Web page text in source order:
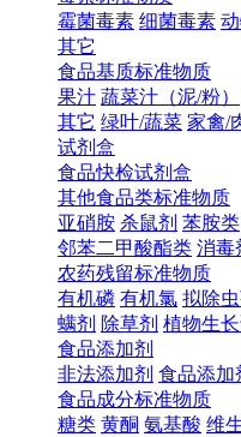
霉菌毒素 细菌毒素
其它
食品基质标准物质
果汁 蔬菜汁（泥/粉）
其它 绿叶/蔬菜 家禽/
试剂盒
食品快检试剂盒
其他食品类标准物质
亚硝胺 杀鼠剂 苯胺类
邻苯二甲酸酯类 消毒
农药残留标准物质
有机磷 有机氯 拟除
螨剂 除草剂 植物生
食品添加剂
非法添加剂 食品添加
食品成分标准物质
糖类 黄酮 氨基酸 维